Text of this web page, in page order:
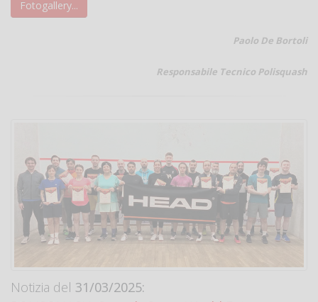
Fotogallery...
Paolo De Bortoli
Responsabile Tecnico Polisquash
Notizia del 31/03/2025: